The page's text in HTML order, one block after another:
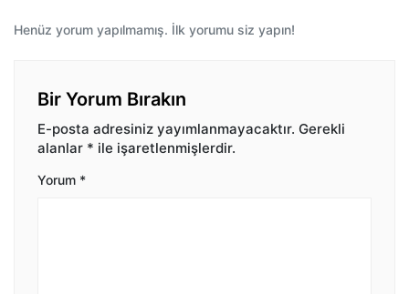
Henüz yorum yapılmamış. İlk yorumu siz yapın!
Bir Yorum Bırakın
E-posta adresiniz yayımlanmayacaktır. Gerekli
alanlar * ile işaretlenmişlerdir.
Yorum *